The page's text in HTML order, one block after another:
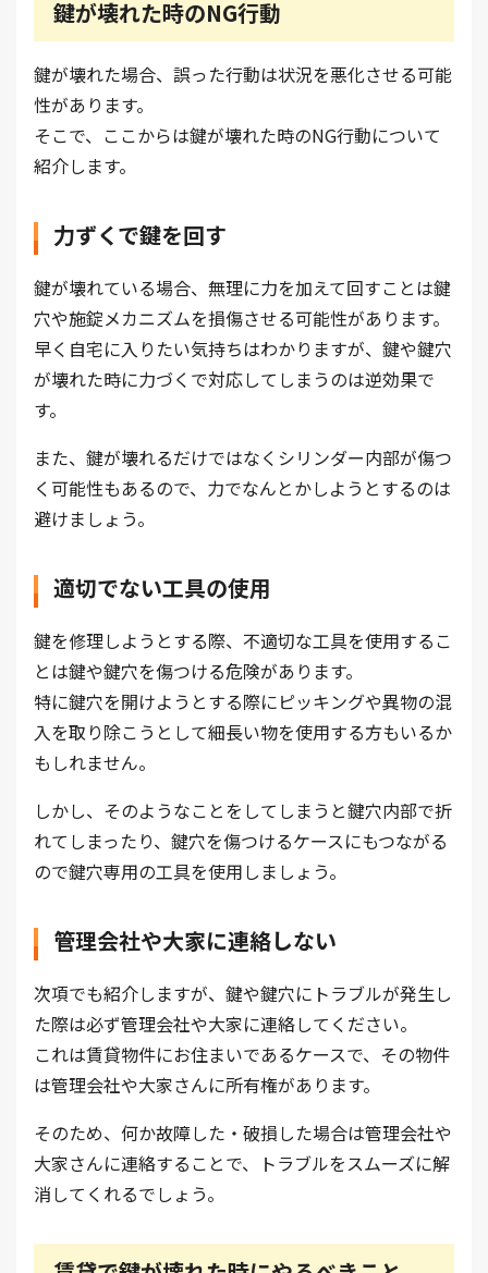
鍵が壊れた時のNG行動
鍵が壊れた場合、誤った行動は状況を悪化させる可能
性があります。
そこで、ここからは鍵が壊れた時のNG行動について
紹介します。
力ずくで鍵を回す
鍵が壊れている場合、無理に力を加えて回すことは鍵
穴や施錠メカニズムを損傷させる可能性があります。
早く自宅に入りたい気持ちはわかりますが、鍵や鍵穴
が壊れた時に力づくで対応してしまうのは逆効果で
す。
また、鍵が壊れるだけではなくシリンダー内部が傷つ
く可能性もあるので、力でなんとかしようとするのは
避けましょう。
適切でない工具の使用
鍵を修理しようとする際、不適切な工具を使用するこ
とは鍵や鍵穴を傷つける危険があります。
特に鍵穴を開けようとする際にピッキングや異物の混
入を取り除こうとして細長い物を使用する方もいるか
もしれません。
しかし、そのようなことをしてしまうと鍵穴内部で折
れてしまったり、鍵穴を傷つけるケースにもつながる
ので鍵穴専用の工具を使用しましょう。
管理会社や大家に連絡しない
次項でも紹介しますが、鍵や鍵穴にトラブルが発生し
た際は必ず管理会社や大家に連絡してください。
これは賃貸物件にお住まいであるケースで、その物件
は管理会社や大家さんに所有権があります。
そのため、何か故障した・破損した場合は管理会社や
大家さんに連絡することで、トラブルをスムーズに解
消してくれるでしょう。